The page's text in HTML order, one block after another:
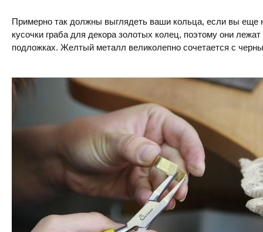
Примерно так должны выглядеть ваши кольца, если вы
кусочки граба для декора золотых колец, поэтому они
подложках. Желтый металл великолепно сочетается с